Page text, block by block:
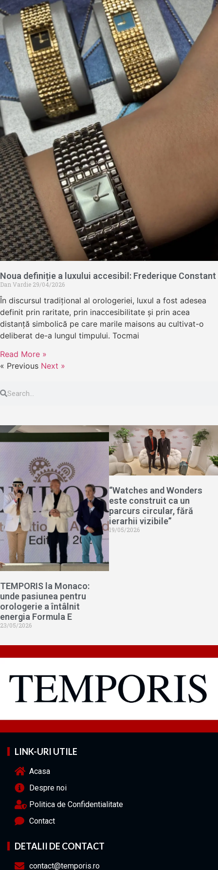
Noua definiție a luxului accesibil: Frederique Constant
Dan Vardie 29/04/2026
În discursul tradițional al orologeriei, luxul a fost adesea
definit prin raritate, prin inaccesibilitate și prin acea
distanță simbolică pe care marile maisons au cultivat-o
deliberat de-a lungul timpului. Tocmai
Read More »
« Previous Next »
TEMPORIS la Monaco:
unde pasiunea pentru
orologerie a întâlnit
energia Formula E
23/05/2026
“Watches and Wonders
este construit ca un
parcurs circular, fără
ierarhii vizibile”
19/05/2026
LINK-URI UTILE
Acasa
Despre noi
Politica de Confidentialitate
Contact
DETALII DE CONTACT
contact@temporis.ro